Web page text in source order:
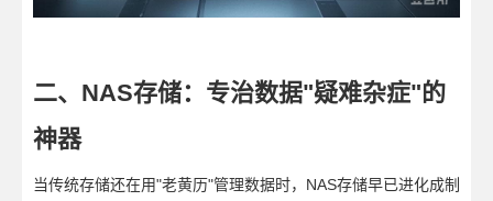
二、NAS存储：专治数据"疑难杂症"的
神器
当传统存储还在用"老黄历"管理数据时，NAS存储早已进化成制